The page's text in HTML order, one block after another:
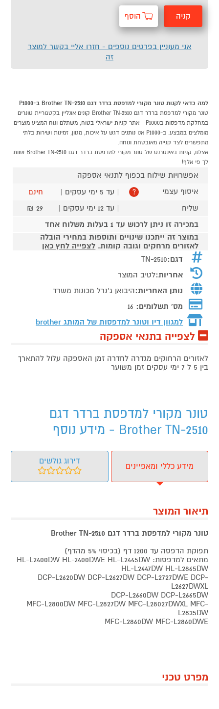
קניה הוסף
אני מעוניין בפרטים נוספים - חזרו אליי בקשר למוצר
זה
למה כדאי לקנות טונר מקורי למדפסת ברדר דגם Brother TN-2510 ב-P1000
טונר מקורי למדפסת ברדר דגם Brother TN-2510 קונים אונליין בקטגוריית טונרים
במחלקת מדפסות בP1000 - אתר קניות ישראלי בטוח, משתלם ונוח המציע מוצרים
מומלצים במבצע. ב-P1000 אנו נותנים דגש על איכות, מגוון, זמינות ושירות בלתי
מתפשרים לצד קנייה מאובטחת ונוחה.
אצלנו, קניות באינטרנט של טונר מקורי למדפסת ברדר דגם Brother TN-2510 שוות
לך פי אלף!
אפשרויות שילוח בכפוף לתנאי אספקה
איסוף עצמי
? | עד 5 ימי עסקים |
חינם
שליח
| עד 12 ימי עסקים |
29 ₪
במכירה זו ניתן לרכוש עד 1 בעלות משלוח אחד
במוצר זה ייתכנו שינויים ותוספות במחירי הובלה
לאזורים מרחקים וגובה קומות. לצפייה לחץ כאן
דגם:TN-2510
אחריות:לטיב המוצר
נותן האחריות:היבואן ג'נרל מכונות משרד
מס' תשלומים: 16
למגוון דיו וטונר למדפסות של המותג brother
לצפייה בתנאי אספקה
לאזורים הרחוקים מגדרה לחדרה זמן האספקה עלול להתארך
בין 5 ל 7 ימי עסקים זמן משוער
טונר מקורי למדפסת ברדר דגם
Brother TN-2510 - מידע נוסף
מידע כללי ומאפיינים
דירוג גולשים
תיאור המוצר
טונר מקורי למדפסת ברדר דגם Brother TN-2510
תפוקת הדפסה עד 1200 דף (בכיסוי 5% מהדף)
מתאים למדפסות: HL-L2400DW HL-2400DWE HL-L2445DW
HL-L2447DW HL-L2865DW
DCP-L2620DW DCP-L2627DW DCP-L2727DWE DCP-
L2627DWXL
DCP-L2660DW DCP-L2665DW
MFC-L2800DW MFC-L2827DW MFC-L28027DWXL MFC-
L2835DW
MFC-L2860DW MFC-L2860DWE
מפרט טכני